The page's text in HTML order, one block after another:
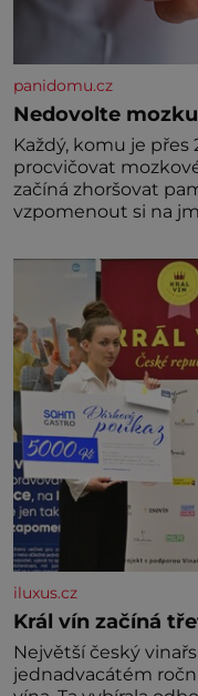
panidomu.cz
Nedovolte
Každý, komu je
procvičovat
začíná zhoršovat
vzpomenout si na
nedávno přečetli.
kdyby se paměť
iluxus.cz
Král vín začíná
Největší český
jednadvacátém